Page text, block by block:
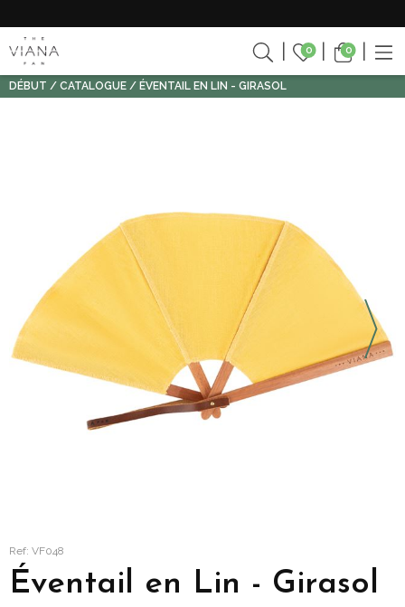
0 0
DÉBUT CATALOGUE ÉVENTAIL EN LIN - GIRASOL
Ref: VF048
Éventail en Lin - Girasol